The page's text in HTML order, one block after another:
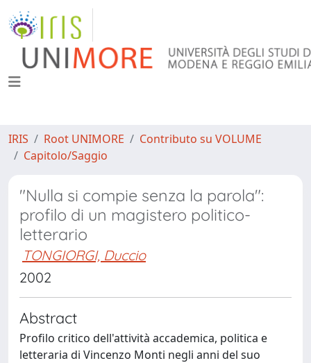
IRIS Root UNIMORE
Contributo su VOLUME
Capitolo/Saggio
"Nulla si compie senza la parola":
profilo di un magistero politico-
letterario
TONGIORGI, Duccio
2002
Abstract
Profilo critico dell'attività accademica, politica e
letteraria di Vincenzo Monti negli anni del suo